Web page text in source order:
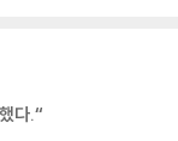
다.“